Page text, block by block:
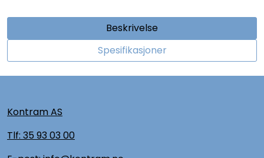
Beskrivelse
Spesifikasjoner
Kontram AS
Tlf: 35 93 03 00